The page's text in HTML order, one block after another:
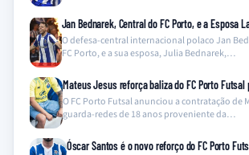
Jan Bednarek, Central do FC Porto, e a Esposa
O defesa-central internacional polaco Jan
FC Porto, e a sua esposa, Julia Bednarek,…
Mateus Jesus reforça baliza do FC Porto
O FC Porto Futsal anunciou a contratação de
guarda-redes de 18 anos proveniente da…
Óscar Santos é o novo reforço do FC Porto